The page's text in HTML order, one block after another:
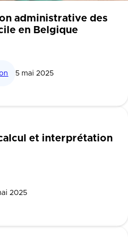
administrative des
en Belgique
5 mai 2025
et interprétation
2025